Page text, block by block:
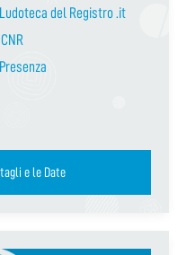
Ludoteca del Registro .it
e le Date